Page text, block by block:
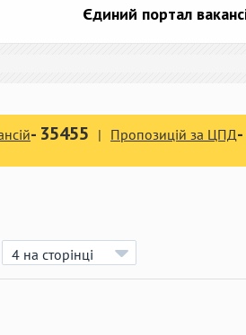
Єдиний портал
- 35455 Пропозицій за ЦПД-